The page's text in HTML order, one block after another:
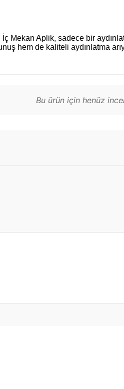
Mekan Aplik, sadece bir
hem de kaliteli aydınlatma
Bu ürün için henüz